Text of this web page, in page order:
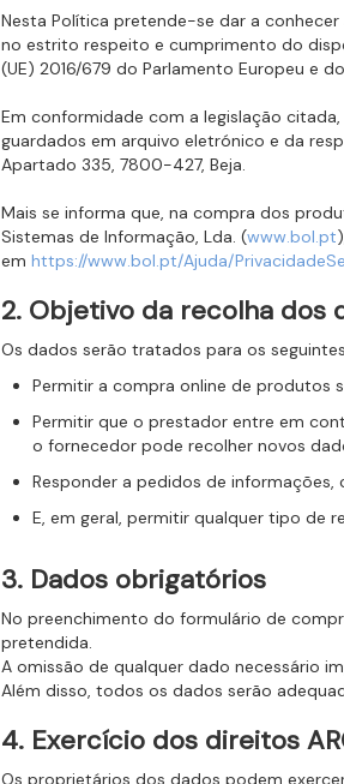
Nesta Política pretende-se dar a
no estrito respeito e cumprimento do
(UE) 2016/679 do Parlamento Europeu e
Em conformidade com a legislação
guardados em arquivo eletrónico e da
Apartado 335, 7800-427, Beja.
Mais se informa que, na compra dos
Sistemas de Informação, Lda. (www.bol.pt
emhttps://www.bol.pt/Ajuda/
2. Objetivo da recolha dos
Os dados serão tratados para os
Permitir a compra online de produtos
Permitir que o prestador entre em
o fornecedor pode recolher novos
Responder a pedidos de
E, em geral, permitir qualquer tipo de
3. Dados obrigatórios
No preenchimento do formulário de
pretendida.
A omissão de qualquer dado necessário
Além disso, todos os dados serão
4. Exercício dos direitos
Os proprietários dos dados podem